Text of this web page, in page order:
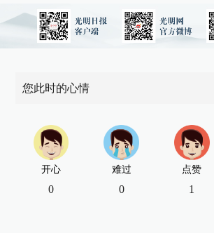
您此时的心情
开心
0
难过
0
点赞
1